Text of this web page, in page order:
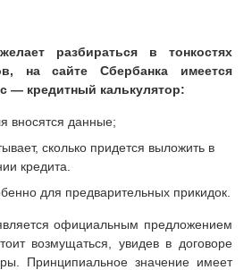
разбираться в тонкостях
на сайте Сбербанка имеется
— кредитный калькулятор:
вносятся данные;
сколько придется выложить в
кредита.
для предварительных прикидок.
официальным предложением
возмущаться, увидев в договоре
Принципиальное значение имеет